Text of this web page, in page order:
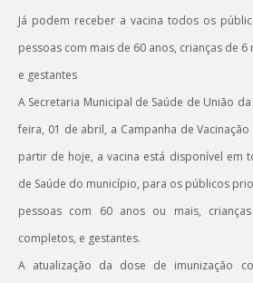
Já podem receber a vacina todos os
pessoas com mais de 60 anos, crianças de
e gestantes
A Secretaria Municipal de Saúde de União
feira, 01 de abril, a Campanha de
partir de hoje, a vacina está disponível em
de Saúde do município, para os públicos
pessoas com 60 anos ou mais,
completos, e gestantes.
A atualização da dose de imunização